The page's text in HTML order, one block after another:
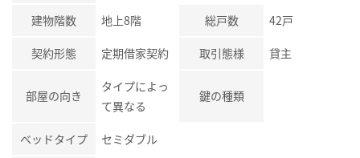
建物階数
地上8階 総戸数 42戸
契約形態 定期借家契約 取引態様 貸主
部屋の向き
タイプによっ
て異なる
鍵の種類
ベッドタイプ セミダブル